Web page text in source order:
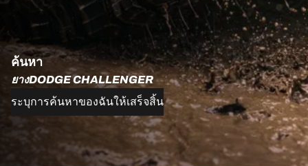
ค้นหา
ยางDODGE CHALLENGER
ระบุการค้นหาของฉันให้เสร็จสิ้น